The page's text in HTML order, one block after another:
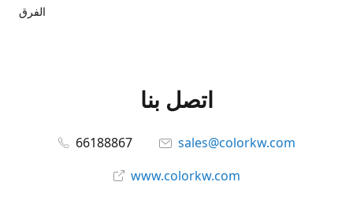
الفرق
اتصل بنا
66188867
sales@colorkw.com
www.colorkw.com